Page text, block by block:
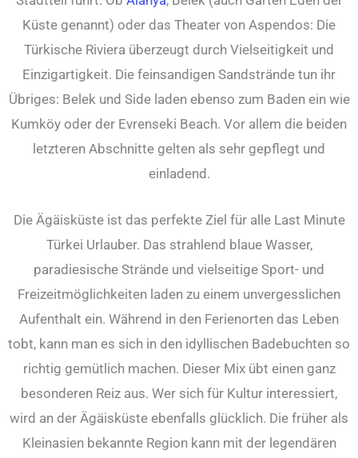
Küste genannt) oder das Theater von Aspendos: Die
Türkische Riviera überzeugt durch Vielseitigkeit und
Einzigartigkeit. Die feinsandigen Sandstrände tun ihr
Übriges: Belek und Side laden ebenso zum Baden ein wie
Kumköy oder der Evrenseki Beach. Vor allem die beiden
letzteren Abschnitte gelten als sehr gepflegt und
einladend.
Die Ägäisküste ist das perfekte Ziel für alle Last Minute
Türkei Urlauber. Das strahlend blaue Wasser,
paradiesische Strände und vielseitige Sport- und
Freizeitmöglichkeiten laden zu einem unvergesslichen
Aufenthalt ein. Während in den Ferienorten das Leben
tobt, kann man es sich in den idyllischen Badebuchten so
richtig gemütlich machen. Dieser Mix übt einen ganz
besonderen Reiz aus. Wer sich für Kultur interessiert,
wird an der Ägäisküste ebenfalls glücklich. Die früher als
Kleinasien bekannte Region kann mit der legendären